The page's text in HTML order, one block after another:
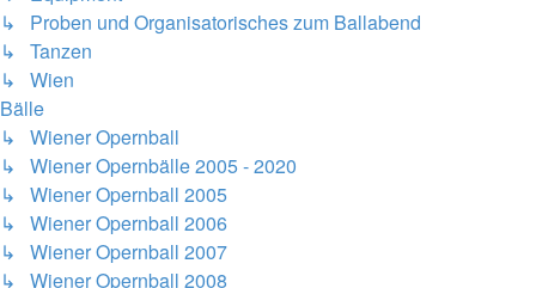
↳ Proben und Organisatorisches zum Ballabend
↳ Tanzen
↳ Wien
Bälle
↳ Wiener Opernball
↳ Wiener Opernbälle 2005 - 2020
↳ Wiener Opernball 2005
↳ Wiener Opernball 2006
↳ Wiener Opernball 2007
↳ Wiener Opernball 2008